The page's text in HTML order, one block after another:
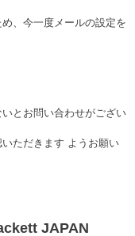
、今一度メールの設定を
とお問い合わせがござい
ただきます ようお願い
JAPAN